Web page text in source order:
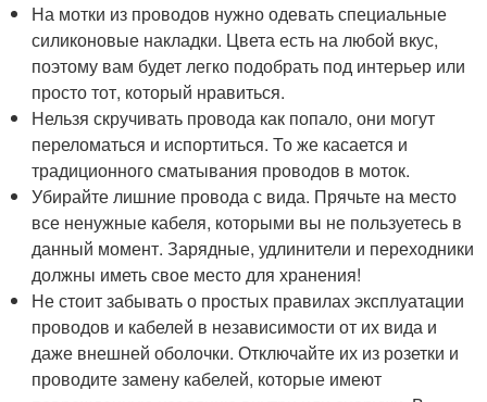
На мотки из проводов нужно одевать специальные
силиконовые накладки. Цвета есть на любой вкус,
поэтому вам будет легко подобрать под интерьер или
просто тот, который нравиться.
Нельзя скручивать провода как попало, они могут
переломаться и испортиться. То же касается и
традиционного сматывания проводов в моток.
Убирайте лишние провода с вида. Прячьте на место
все ненужные кабеля, которыми вы не пользуетесь в
данный момент. Зарядные, удлинители и переходники
должны иметь свое место для хранения!
Не стоит забывать о простых правилах эксплуатации
проводов и кабелей в независимости от их вида и
даже внешней оболочки. Отключайте их из розетки и
проводите замену кабелей, которые имеют